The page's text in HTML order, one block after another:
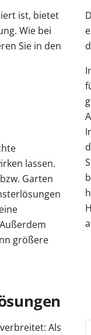
ist, bietet
Wie bei
Sie in den
lassen.
Garten
größere
Als